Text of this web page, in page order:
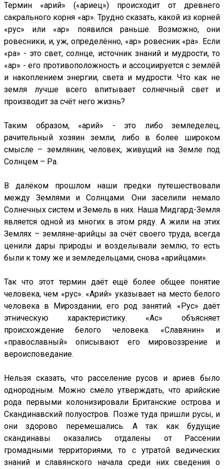
Термин «арий» («ариец») происходит от древнего
сакрального корня «ар». Трудно сказать, какой из корней
«рус» или «ар» появился раньше. Возможно, они
ровесники, и, уж, определённо, «ар» ровесник «ра». Если
«ра» - это свет, солнце, источник знаний и мудрости, то
«ар» - его противоположность и ассоциируется с землёй
и накоплением энергии, света и мудрости. Что как не
земля лучше всего впитывает солнечный свет и
производит за счёт него жизнь?
Таким образом, «арий» - это либо земледелец,
рачительный хозяин земли, либо в более широком
смысле – землянин, человек, живущий на Земле под
Солнцем – Ра.
В далёком прошлом наши предки путешествовали
между Землями и Солнцами. Они заселили немало
Солнечных систем и Земель в них. Наша Мидгард-Земля
является одной из многих в этом ряду. А жили на этих
Землях – земляне-арийцы за счёт своего труда, всегда
ценили дары природы и возделывали землю, то есть
были к тому же и земледельцами, снова «арийцами».
Так что этот термин даёт ещё более общее понятие
человека, чем «рус». «Арий» указывает на место белого
человека в Мироздании, его род занятий. «Рус» даёт
этническую характеристику. «Ас» объясняет
происхождение белого человека. «Славянин» и
«православный» описывают его мировоззрение и
вероисповедание.
Нельзя сказать, что расселение русов и ариев было
однородным. Можно смело утверждать, что арийские
рода первыми колонизировали Британские острова и
Скандинавский полуостров. Позже туда пришли русы, и
они здорово перемешались. А так как будущие
скандинавы оказались отдалены от Рассении
громадными территориями, то с утратой ведических
знаний и славянского начала среди них сведения о